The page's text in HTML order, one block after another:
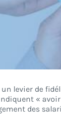
levier de
«
des